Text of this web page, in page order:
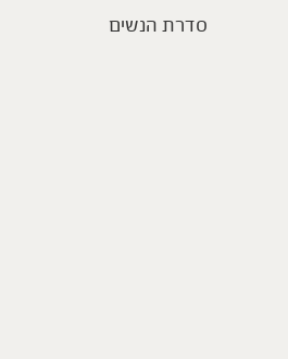
סדרת הנשים